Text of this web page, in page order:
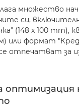
множество
си,
(148 x 100 mm),
или формат
отпечатват за